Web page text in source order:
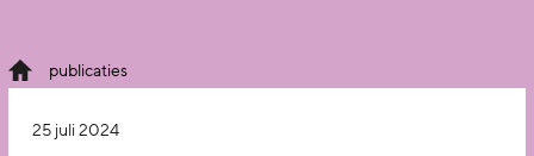
publicaties
25 juli 2024